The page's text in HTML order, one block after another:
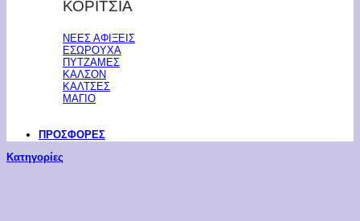
ΚΟΡΙΤΣΙΑ
ΝΕΕΣ ΑΦΙΞΕΙΣ
ΕΣΩΡΟΥΧΑ
ΠΥΤΖΑΜΕΣ
ΚΑΛΣΟΝ
ΚΑΛΤΣΕΣ
ΜΑΓΙΟ
ΠΡΟΣΦΟΡΕΣ
Κατηγορίες